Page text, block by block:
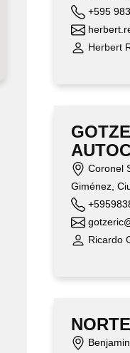
+595
Herbert
GOTZE
Coronel
Giménez,
Ricardo